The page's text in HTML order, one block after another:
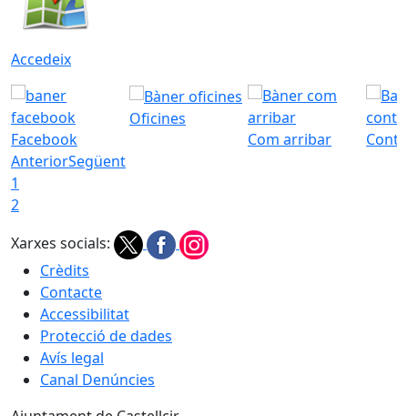
Accedeix
Facebook
Oficines
Com arribar
AnteriorSegüent
1
2
Xarxes socials:
Crèdits
Contacte
Accessibilitat
Protecció de dades
Avís legal
Canal Denúncies